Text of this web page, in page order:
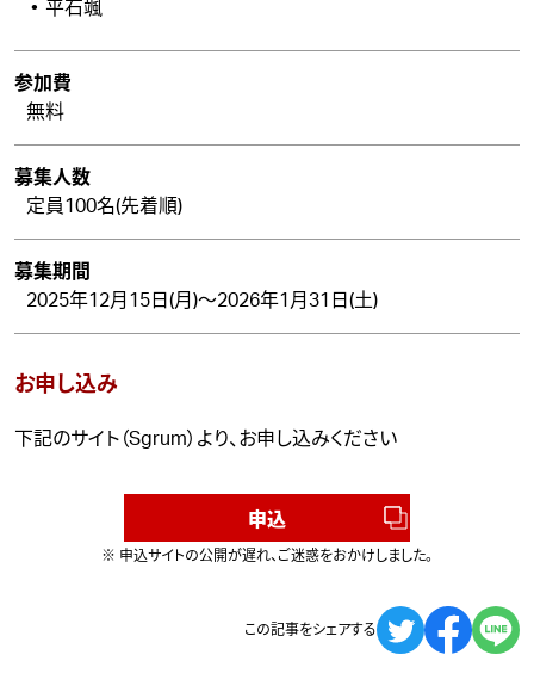
平石颯
参加費
無料
募集人数
定員100名(先着順)
募集期間
2025年12月15日(月)～2026年1月31日(土)
お申し込み
下記のサイト（Sgrum）より、お申し込みください
申込
※ 申込サイトの公開が遅れ、ご迷惑をおかけしました。
この記事をシェアする